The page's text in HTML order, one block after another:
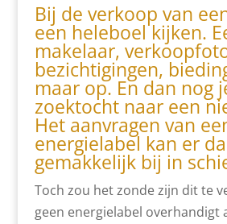
Bij de verkoop van
een heleboel kijken.
makelaar,
bezichtigingen,
maar op. En dan nog
zoektocht naar een
Het aanvragen van
energielabel kan er
gemakkelijk bij in
Toch zou het zonde zijn dit te
geen energielabel overhandigt